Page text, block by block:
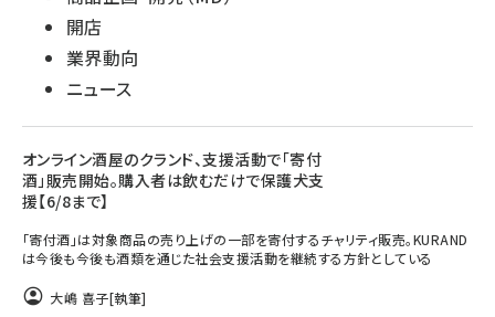
開店
業界動向
ニュース
オンライン酒屋のクランド、支援活動で「寄付
酒」販売開始。購入者は飲むだけで保護犬支
援【6/8まで】
「寄付酒」は対象商品の売り上げの一部を寄付するチャリティ販売。KURAND
は今後も今後も酒類を通じた社会支援活動を継続する方針としている
大嶋 喜子[執筆]